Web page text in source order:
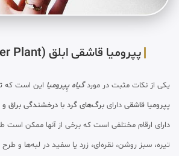
پپرومیا قاشقی ابلق (Baby Rubber Plant)
یکی از نکات مثبت در موردگیاه پِپرومیا این است که
پپرومیا قاشقی دارای برگ‌های گرد با درخشندگی براق و
دارای ارقام مختلفی است که برخی از آنها ممکن است
تیره، سبز روشن، نقره‌ای، زرد یا سفید در لبه‌ها و طرح